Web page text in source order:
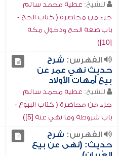
للشيخ: عطية محمد سالم
جزء من محاضرة ( كتاب الحج -
باب صفة الحج ودخول مكة
[10])
الفهرس: شرح
حديث نهي عمر عن
بيع أمهات الأولاد
للشيخ: عطية محمد سالم
جزء من محاضرة ( كتاب البيوع -
باب شروطه وما نهي عنه [5])
الفهرس: شرح
حديث: (نهى عن بيع